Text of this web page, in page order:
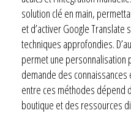
solution clé en main,
et d’activer Google
techniques approfondies.
permet une personnalisation
demande des
entre ces méthodes dépend
boutique et des ressources